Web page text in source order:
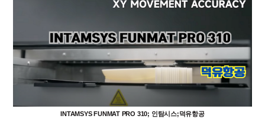
INTAMSYS FUNMAT PRO 310; 인탐시스;덕유항공